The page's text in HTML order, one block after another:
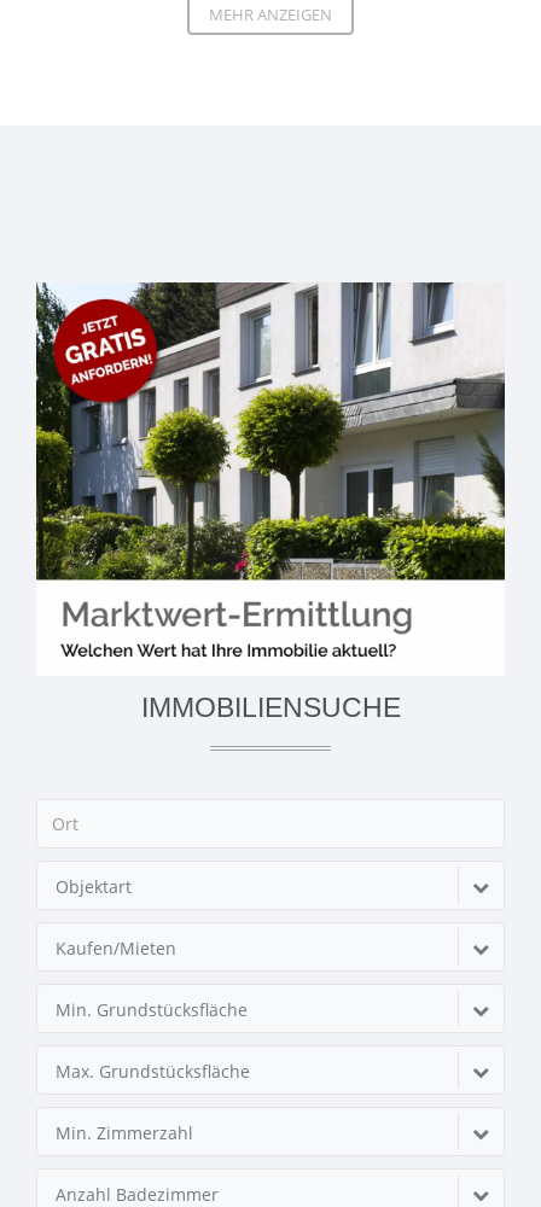
MEHR ANZEIGEN
IMMOBILIENSUCHE
Objektart
Kaufen/Mieten
Min. Grundstücksfläche
Max. Grundstücksfläche
Min. Zimmerzahl
Anzahl Badezimmer